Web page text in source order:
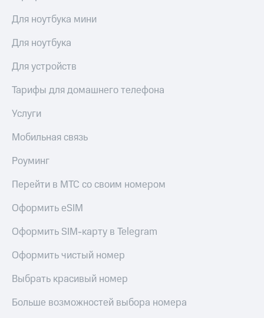
Для ноутбука мини
Для ноутбука
Для устройств
Тарифы для домашнего телефона
Услуги
Мобильная связь
Роуминг
Перейти в МТС со своим номером
Оформить eSIM
Оформить SIM-карту в Telegram
Оформить чистый номер
Выбрать красивый номер
Больше возможностей выбора номера